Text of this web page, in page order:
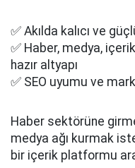
✅ Akılda kalıcı ve
✅ Haber, medya,
hazır altyapı
✅ SEO uyumu ve
Haber sektörüne
medya ağı kurmak
bir içerik platformu